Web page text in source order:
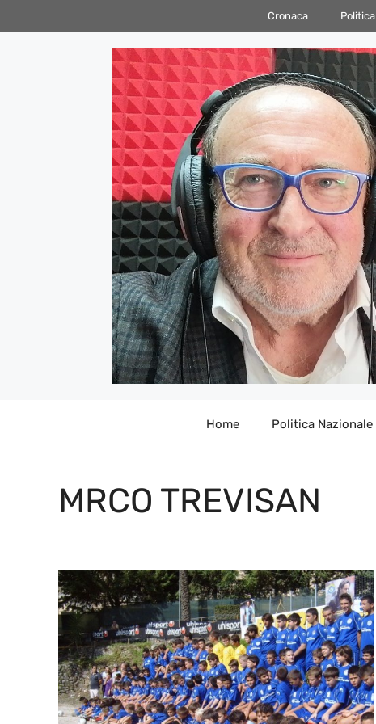
al
Cronaca Politica
Home Politica Nazionale
MRCO TREVISAN